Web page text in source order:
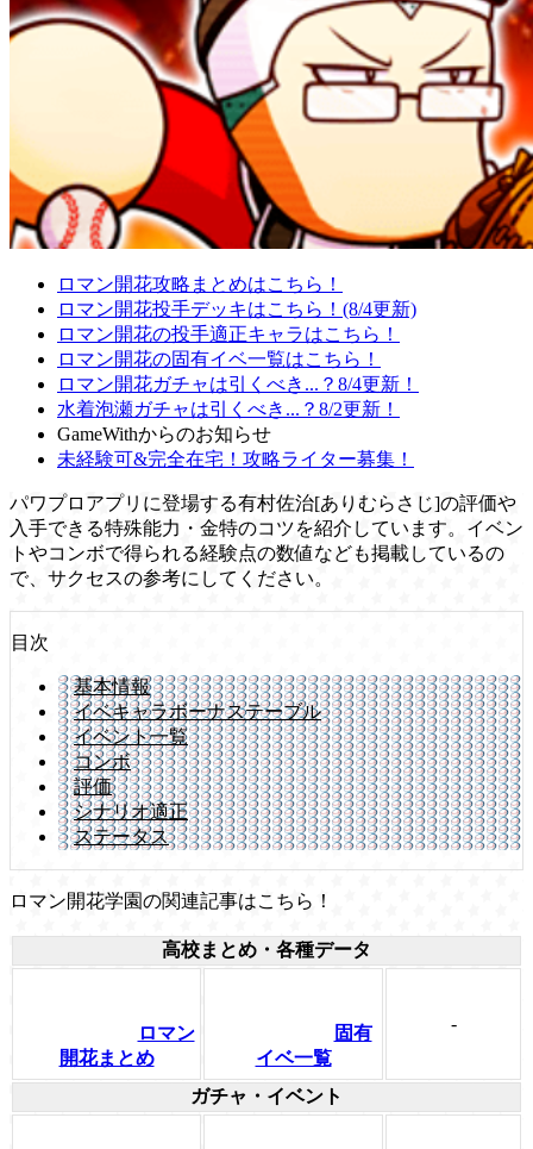
ロマン開花攻略まとめはこちら！
ロマン開花投手デッキはこちら！(8/4更新)
ロマン開花の投手適正キャラはこちら！
ロマン開花の固有イベ一覧はこちら！
ロマン開花ガチャは引くべき...？8/4更新！
水着泡瀬ガチャは引くべき...？8/2更新！
GameWithからのお知らせ
未経験可&完全在宅！攻略ライター募集！
パワプロアプリに登場する有村佐治[ありむらさじ]の評価や
入手できる特殊能力・金特のコツを紹介しています。イベン
トやコンボで得られる経験点の数値なども掲載しているの
で、サクセスの参考にしてください。
目次
基本情報
イベキャラボーナステーブル
イベント一覧
コンボ
評価
シナリオ適正
ステータス
ロマン開花学園の関連記事はこちら！
高校まとめ・各種データ
ロマン
開花まとめ
固有
イベ一覧
-
ガチャ・イベント